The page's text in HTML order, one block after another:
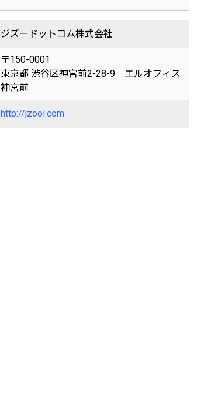
ジズードットコム株式会社
〒150-0001
東京都 渋谷区神宮前2-28-9 エルオフィス
神宮前
http://jzool.com